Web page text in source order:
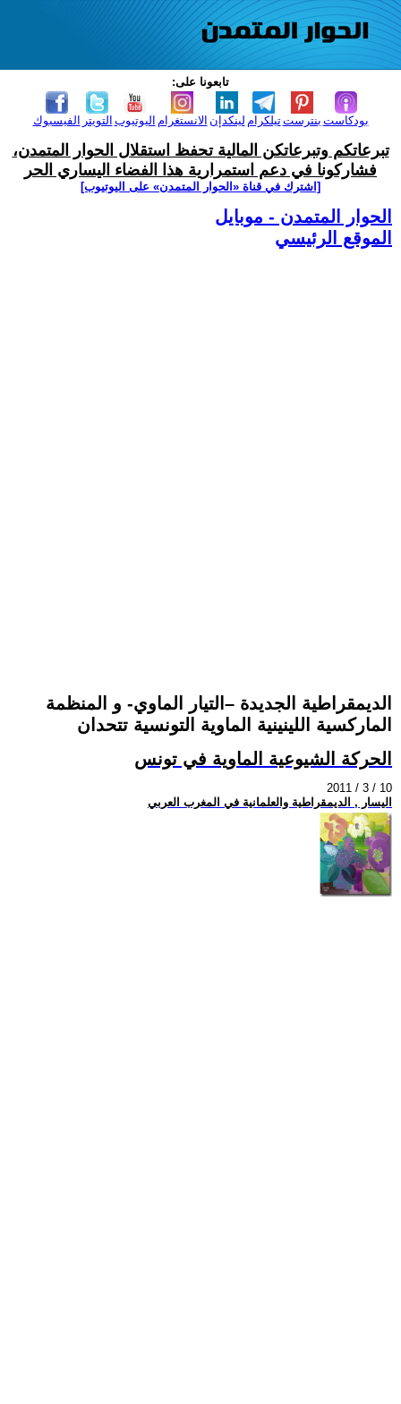
تابعونا على:
الفيسبوك التويتر اليوتيوب الانستغرام لينكدإن تيلكرامبنترست بودكاست
تبرعاتكم وتبرعاتكن المالية تحفظ استقلال الحوار المتمدن،
فشاركونا في دعم استمرارية هذا الفضاء اليساري الحر
[اشترك في قناة ‫«الحوار المتمدن» على اليوتيوب]
الحوار المتمدن - موبايل
الموقع الرئيسي
الديمقراطية الجديدة –التيار الماوي- و المنظمة
الماركسية اللينينية الماوية التونسية تتحدان
الحركة الشيوعية الماوية في تونس
2011 / 3 / 10
اليسار , الديمقراطية والعلمانية في المغرب العربي